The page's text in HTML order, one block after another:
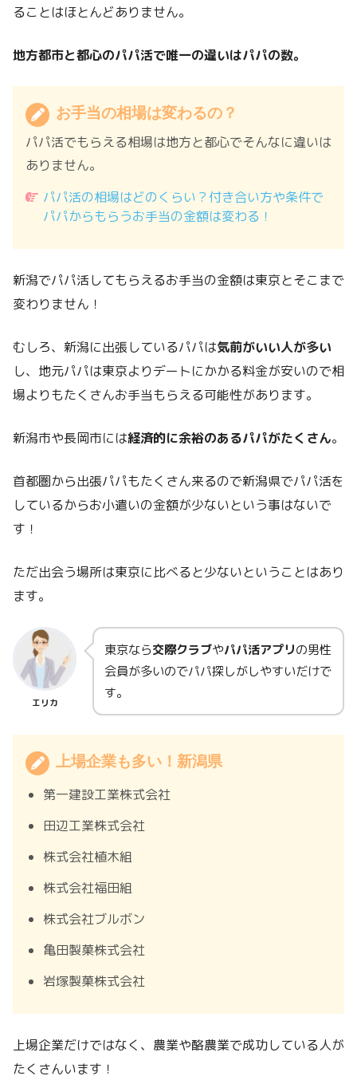
ることはほとんどありません。
地方都市と都心のパパ活で唯一の違いはパパの数。
お手当の相場は変わるの？
パパ活でもらえる相場は地方と都心でそんなに違いは
ありません。
パパ活の相場はどのくらい？付き合い方や条件で
パパからもらうお手当の金額は変わる！
新潟でパパ活してもらえるお手当の金額は東京とそこまで
変わりません！
むしろ、新潟に出張しているパパは気前がいい人が多い
し、地元パパは東京よりデートにかかる料金が安いので相
場よりもたくさんお手当もらえる可能性があります。
新潟市や長岡市には経済的に余裕のあるパパがたくさん。
首都圏から出張パパもたくさん来るので新潟県でパパ活を
しているからお小遣いの金額が少ないという事はないで
す！
ただ出会う場所は東京に比べると少ないということはあり
ます。
エリカ
東京なら交際クラブやパパ活アプリの男性
会員が多いのでパパ探しがしやすいだけで
す。
上場企業も多い！新潟県
第一建設工業株式会社
田辺工業株式会社
株式会社植木組
株式会社福田組
株式会社ブルボン
亀田製菓株式会社
岩塚製菓株式会社
上場企業だけではなく、農業や酪農業で成功している人が
たくさんいます！